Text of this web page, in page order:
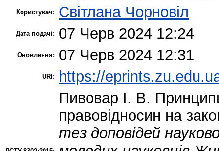
Користувач: Світлана Чорновіл
Дата подачі: 07 Черв 2024 12:24
Оновлення: 07 Черв 2024 12:31
URI: https://
Пивовар І. В.
правовідносин на
тез доповідей